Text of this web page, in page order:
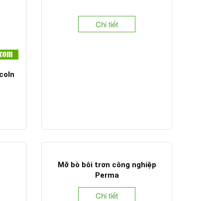
Chi tiết
Mỡ bò bôi trơn công nghiệp
Perma
Chi tiết